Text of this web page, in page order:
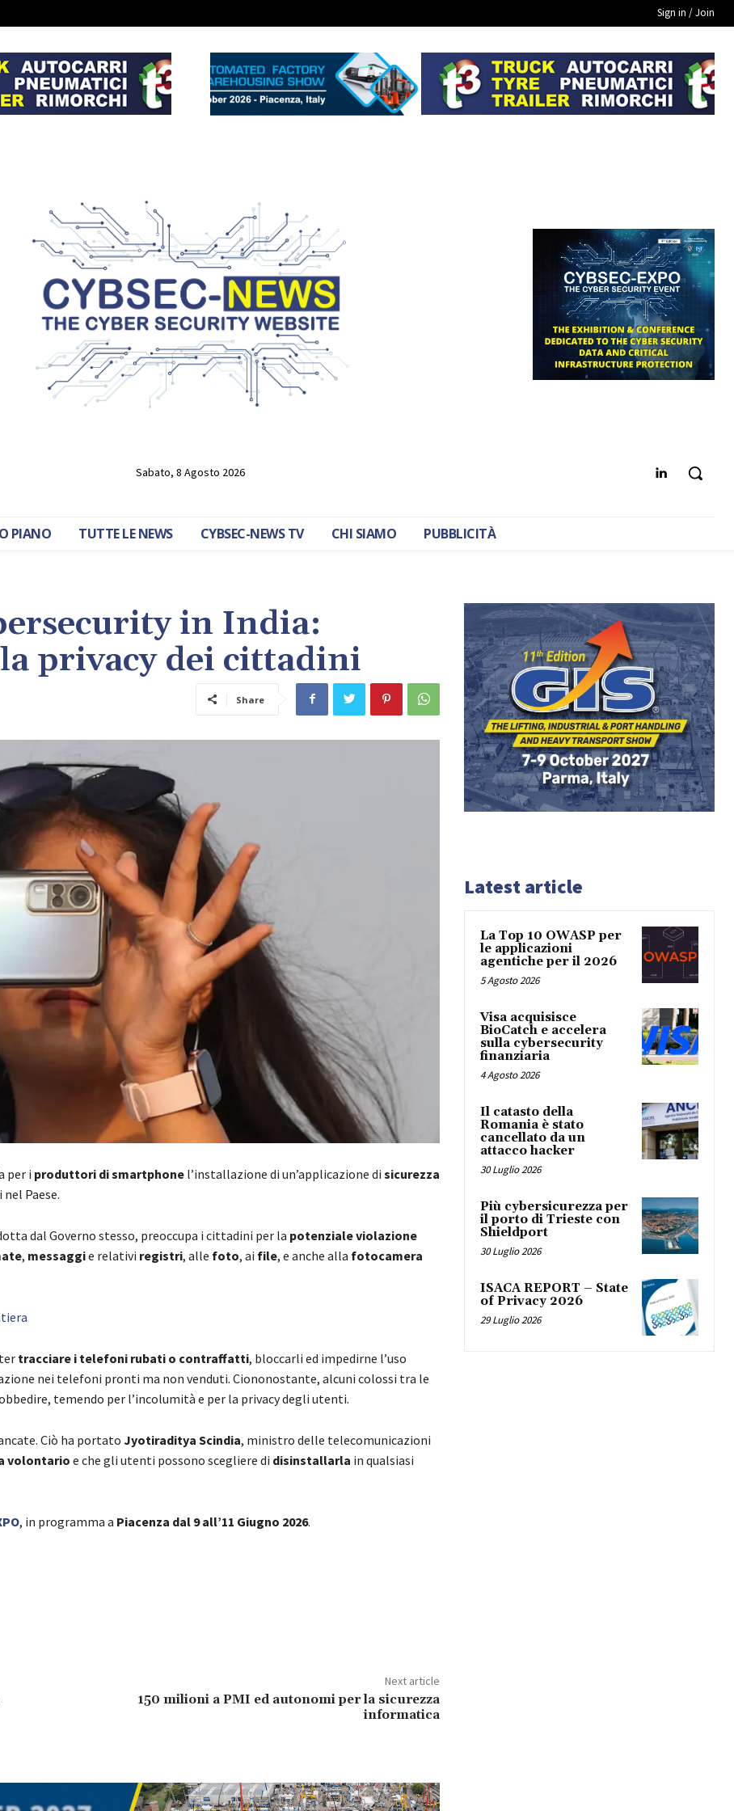
Sign in / Join
Sabato, 8 Agosto 2026
PIANO TUTTE LE NEWS CYBSEC-NEWS TV CHI SIAMO PUBBLICITÀ
in India:
privacy dei cittadini
Share
per i produttori di smartphone l’installazione di un’applicazione di sicurezza
Paese.
dal Governo stesso, preoccupa i cittadini per la potenziale violazione
, messaggie relativi registri, alle foto, ai file, e anche alla fotocamera
tracciare i telefoni rubati o contraffatti, bloccarli ed impedirne l’uso
nei telefoni pronti ma non venduti. Ciononostante, alcuni colossi tra le
temendo per l’incolumità e per la privacy degli utenti.
Ciò ha portato Jyotiraditya Scindia, ministro delle telecomunicazioni
volontario e che gli utenti possono scegliere di disinstallarla in qualsiasi
, in programma a Piacenza dal 9 all’11 Giugno 2026.
Next article
150 milioni a PMI ed autonomi per la sicurezza
informatica
Latest article
La Top 10 OWASP per
le applicazioni
agentiche per il 2026
5 Agosto 2026
Visa acquisisce
BioCatch e accelera
sulla cybersecurity
finanziaria
4 Agosto 2026
Il catasto della
Romania è stato
cancellato da un
attacco hacker
30 Luglio 2026
Più cybersicurezza per
il porto di Trieste con
Shieldport
30 Luglio 2026
ISACA REPORT – State
of Privacy 2026
29 Luglio 2026